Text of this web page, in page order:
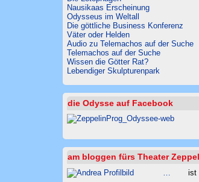
Nausikaas Erscheinung
Odysseus im Weltall
Die göttliche Business Konferenz
Väter oder Helden
Audio zu Telemachos auf der Suche
Telemachos auf der Suche
Wissen die Götter Rat?
Lebendiger Skulpturenpark
die Odysse auf Facebook
am bloggen fürs Theater